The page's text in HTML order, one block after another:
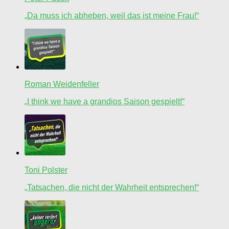
„Da muss ich abheben, weil das ist meine Frau!“
Roman Weidenfeller
„I think we have a grandios Saison gespielt!“
Toni Polster
„Tatsachen, die nicht der Wahrheit entsprechen!“